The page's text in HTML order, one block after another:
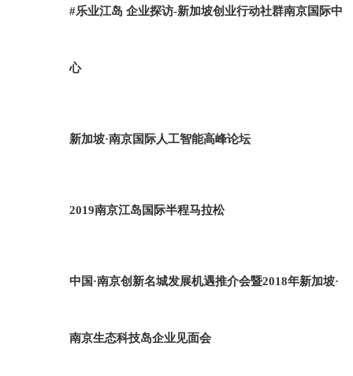
#乐业江岛 企业探访-新加坡创业行动社群南京国际中
心
新加坡·南京国际人工智能高峰论坛
2019南京江岛国际半程马拉松
中国·南京创新名城发展机遇推介会暨2018年新加坡·
南京生态科技岛企业见面会